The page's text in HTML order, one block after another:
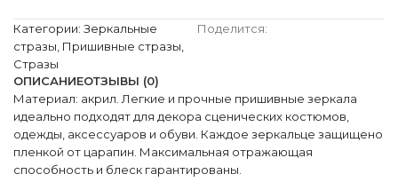
Категории: Зеркальные
стразы Пришивные стразы
Стразы
Поделится:
ОПИСАНИЕОТЗЫВЫ (0)
Материал: акрил. Легкие и прочные пришивные зеркала
идеально подходят для декора сценических костюмов,
одежды, аксессуаров и обуви. Каждое зеркальце защищено
пленкой от царапин. Максимальная отражающая
способность и блеск гарантированы.